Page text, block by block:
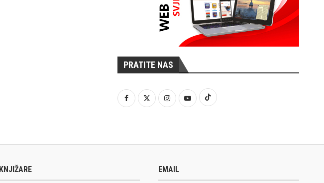
PRATITE NAS
KNJIŽARE EMAIL